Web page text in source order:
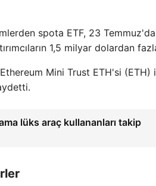
spota ETF, 23
1,5 milyar dolardan
Ethereum Mini Trust ETH'si
lüks araç kullananları takip